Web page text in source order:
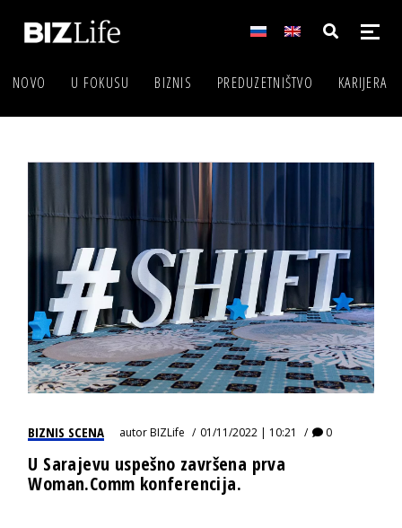
NOVO U FOKUSU BIZNIS PREDUZETNIŠTVO KARIJERA
BIZNIS SCENA autorBIZLife 01/11/2022 | 10:21 0
U Sarajevu uspešno završena prva
Woman.Comm konferencija.